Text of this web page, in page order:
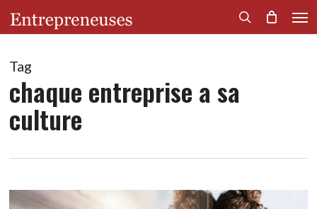
content
search
Tag
chaque entreprise a sa
culture